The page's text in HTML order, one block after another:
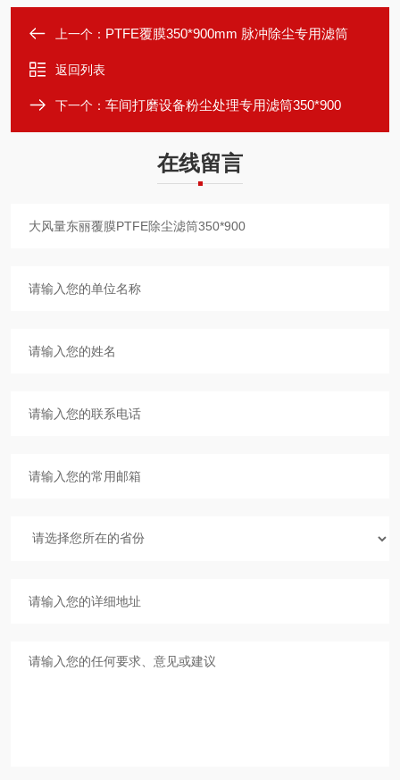
上一个： PTFE覆膜350*900mm 脉冲除尘专用滤筒
返回列表
下一个： 车间打磨设备粉尘处理专用滤筒350*900
在线留言